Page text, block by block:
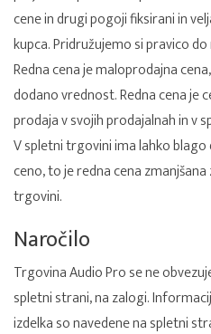
cene in drugi pogoji fiksirani in
kupca. Pridružujemo si pravico
Redna cena je maloprodajna
dodano vrednost. Redna cena je
prodaja v svojih prodajalnah in v
V spletni trgovini ima lahko
ceno, to je redna cena
trgovini.
Naročilo
Trgovina Audio Pro se ne
spletni strani, na zalogi.
izdelka so navedene na spletni